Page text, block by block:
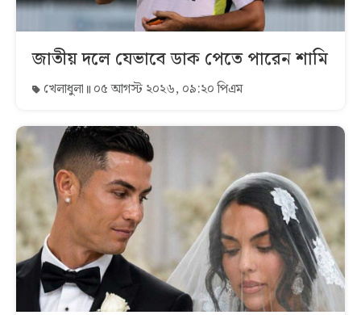
জাতীয় দলে যেভাবে ডাক পেতে পারেন শামি
খেলাধুলা ০৫ আগস্ট ২০২৬, ০৯:২০ পিএম